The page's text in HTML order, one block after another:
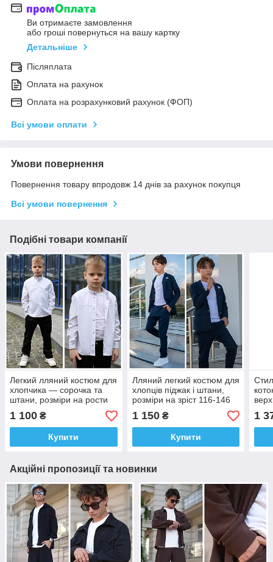
Ви отримаєте замовлення
або гроші повернуться на вашу картку
Детальніше
Післяплата
Оплата на рахунок
Оплата на розрахунковий рахунок (ФОП)
Всі умови оплати
Умови повернення
Повернення товару впродовж 14 днів за рахунок покупця
Всі умови повернення
Подібні товари компанії
Легкий лляний костюм для
хлопчика — сорочка та
штани, розміри на рости
122-146
1 100 ₴
Купити
Лляний легкий костюм для
хлопців піджак і штани,
розміри на зріст 116-146
1 150₴
Купити
для
1
Акційні пропозиції та новинки